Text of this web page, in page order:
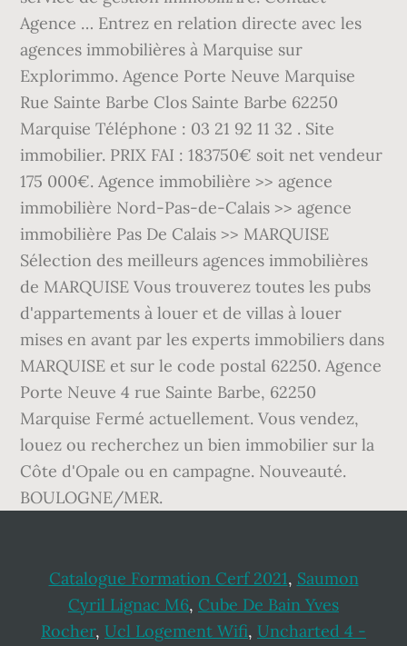
Catalogue Formation Cerf 2021, Saumon
Cyril Lignac M6, Cube De Bain Yves
Rocher, Ucl Logement Wifi, Uncharted 4 -